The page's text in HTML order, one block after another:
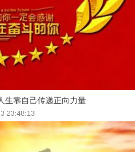
生靠自己传递正向力量
23:48:13